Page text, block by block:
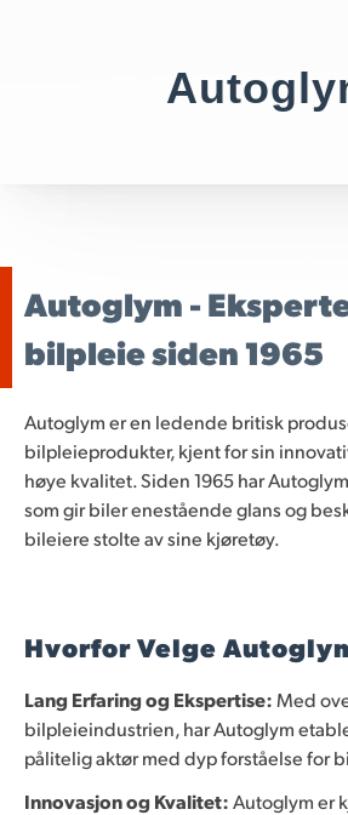
Autoglym -
bilpleie siden 1965
Autoglym er en ledende britisk
bilpleieprodukter, kjent for sin
høye kvalitet. Siden 1965 har
som gir biler enestående glans og
bileiere stolte av sine kjøretøy.
Hvorfor Velge
Lang Erfaring og Ekspertise:Med
bilpleieindustrien, har Autoglym
pålitelig aktør med dyp forståelse for
Innovasjon og Kvalitet:Autoglym er